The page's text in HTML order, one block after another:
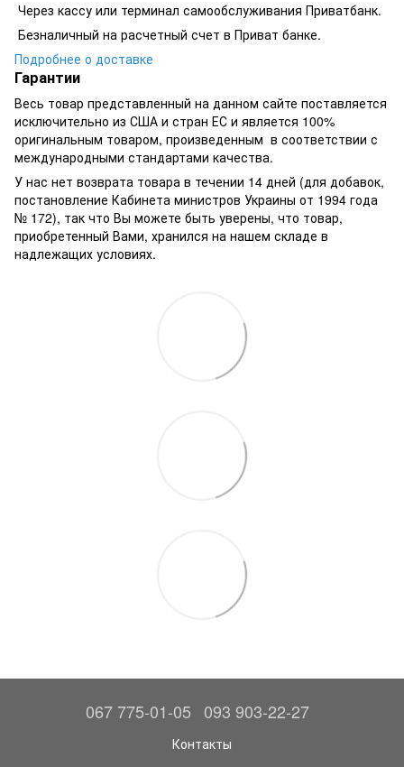
​​​​Через кассу или терминал самообслуживания Приватбанк.
​​​​Безналичный на расчетный счет в Приват банке.
Подробнее о доставке
Гарантии
Весь товар представленный на данном сайте поставляется
исключительно из США и стран ЕС и является 100%
оригинальным товаром, произведенным в соответствии с
международными стандартами качества.
У нас нет возврата товара в течении 14 дней (для добавок,
постановление Кабинета министров Украины от 1994 года
№ 172), так что Вы можете быть уверены, что товар,
приобретенный Вами, хранился на нашем складе в
надлежащих условиях.
067 775-01-05 093 903-22-27
Контакты